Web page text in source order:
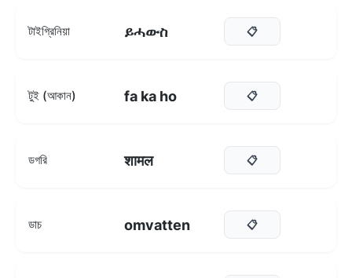
টাইগ্রিনিয়া ይሓውስ 📋
টুই (আকান) fa ka ho 📋
ডগরি शामल 📋
ডাচ omvatten 📋